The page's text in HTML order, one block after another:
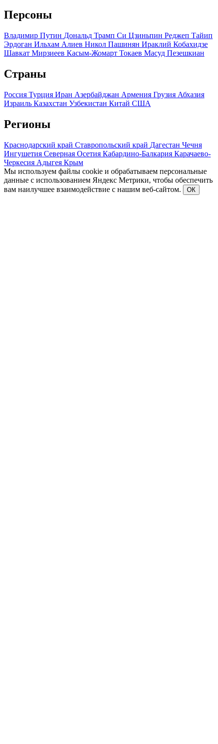
Персоны
Владимир Путин Дональд Трамп Си Цзиньпин Реджеп Тайип
Эрдоган Ильхам Алиев Никол Пашинян Ираклий Кобахидзе
Шавкат Мирзиеев Касым-Жомарт Токаев Масуд Пезешкиан
Страны
Россия Турция Иран Азербайджан Армения Грузия Абхазия
Израиль Казахстан Узбекистан Китай США
Регионы
Краснодарский край Ставропольский край Дагестан Чечня
Ингушетия Северная Осетия Кабардино-Балкария Карачаево-
Черкесия Адыгея Крым
Мы используем файлы cookie и обрабатываем персональные
данные с использованием Яндекс Метрики, чтобы обеспечить
вам наилучшее взаимодействие с нашим веб-сайтом.
ОК